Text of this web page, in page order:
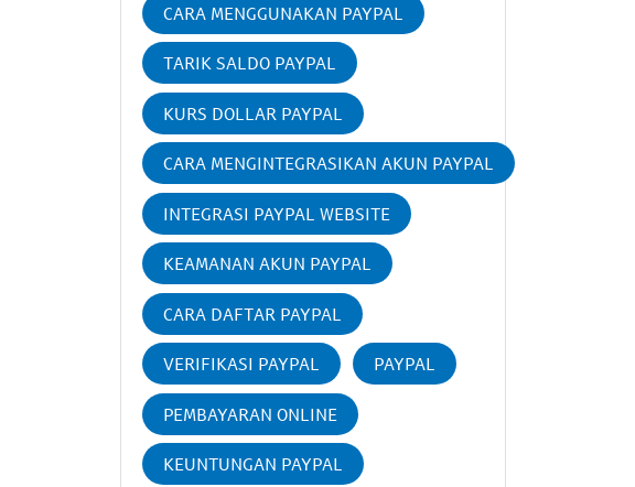
CARA MENGGUNAKAN PAYPAL
TARIK SALDO PAYPAL
KURS DOLLAR PAYPAL
CARA MENGINTEGRASIKAN AKUN PAYPAL
INTEGRASI PAYPAL WEBSITE
KEAMANAN AKUN PAYPAL
CARA DAFTAR PAYPAL
VERIFIKASI PAYPAL PAYPAL
PEMBAYARAN ONLINE
KEUNTUNGAN PAYPAL